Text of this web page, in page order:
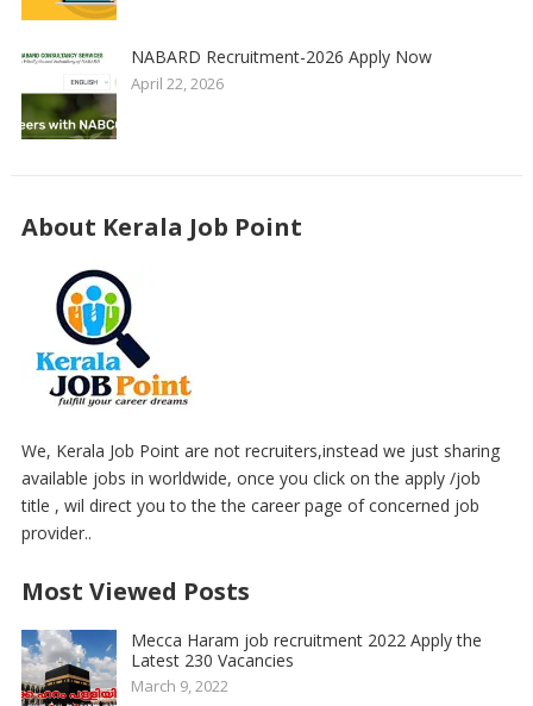
NABARD Recruitment-2026 Apply Now
April 22, 2026
About Kerala Job Point
We, Kerala Job Point are not recruiters,instead we just sharing
available jobs in worldwide, once you click on the apply /job
title , wil direct you to the the career page of concerned job
provider..
Most Viewed Posts
Mecca Haram job recruitment 2022 Apply the
Latest 230 Vacancies
March 9, 2022